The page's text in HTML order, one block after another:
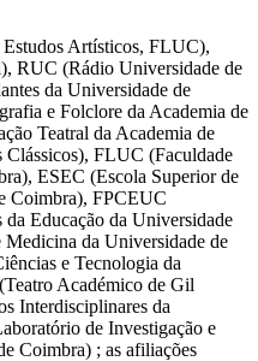
Artísticos, FLUC),
RUC (Rádio Universidade de
da Universidade de
e Folclore da Academia de
Teatral da Academia de
FLUC (Faculdade
ESEC (Escola Superior de
Coimbra), FPCEUC
Educação da Universidade
da Universidade de
e Tecnologia da
Académico de Gil
Interdisciplinares da
de Investigação e
Coimbra) ; as afiliações